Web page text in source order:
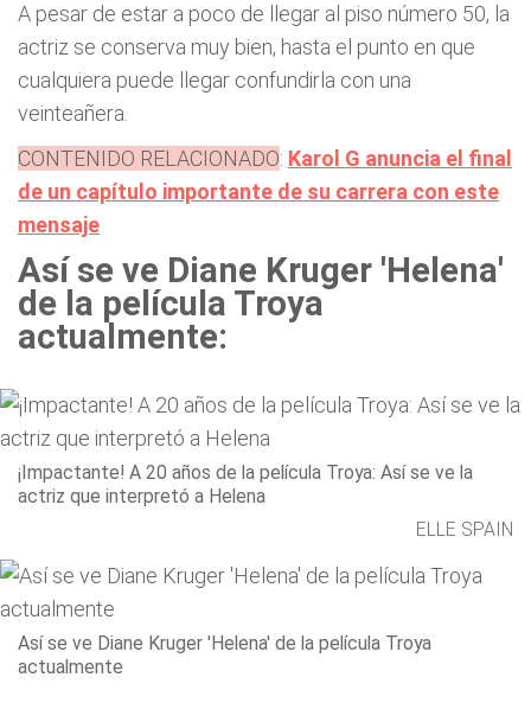
A pesar de estar a poco de llegar al piso número 50, la
actriz se conserva muy bien, hasta el punto en que
cualquiera puede llegar confundirla con una
veinteañera.
CONTENIDO RELACIONADO: Karol G anuncia el final
de un capítulo importante de su carrera con este
mensaje
Así se ve Diane Kruger 'Helena'
de la película Troya
actualmente:
¡Impactante! A 20 años de la película Troya: Así se ve la
actriz que interpretó a Helena
ELLE SPAIN
Así se ve Diane Kruger 'Helena' de la película Troya
actualmente